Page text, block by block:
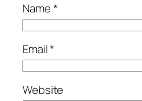
Name*
Email*
Website